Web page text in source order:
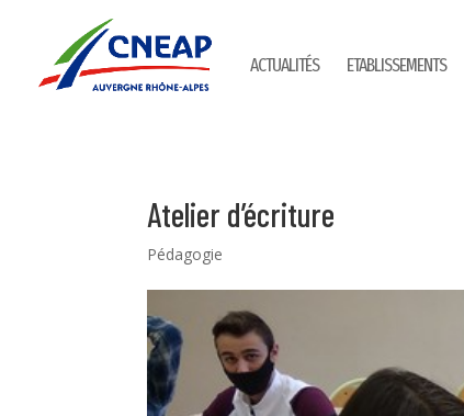
ACTUALITÉS ETABLISSEMENTS
Atelier d’écriture
Pédagogie